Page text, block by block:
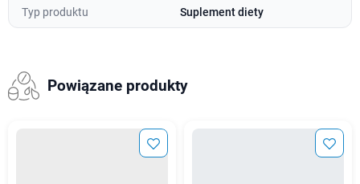
Typ produktu Suplement diety
Powiązane produkty